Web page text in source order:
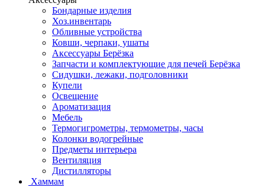
Бондарные изделия
Хоз.инвентарь
Обливные устройства
Ковши, черпаки, ушаты
Аксессуары Берёзка
Запчасти и комплектующие для печей Берёзка
Сидушки, лежаки, подголовники
Купели
Освещение
Ароматизация
Мебель
Термогигрометры, термометры, часы
Колонки водогрейные
Предметы интерьера
Вентиляция
Дистилляторы
Хаммам